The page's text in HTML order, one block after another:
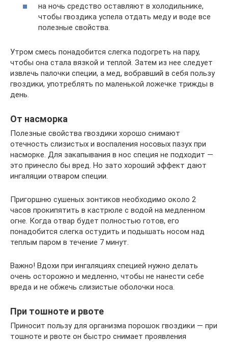
на ночь средство оставляют в холодильнике,
чтобы гвоздика успела отдать меду и воде все
полезные свойства.
Утром смесь понадобится слегка подогреть на пару,
чтобы она стала вязкой и теплой. Затем из нее следует
извлечь палочки специи, а мед, вобравший в себя пользу
гвоздики, употреблять по маленькой ложечке трижды в
день.
От насморка
Полезные свойства гвоздики хорошо снимают
отечность слизистых и воспаления носовых пазух при
насморке. Для закапывания в нос специя не подходит —
это принесло бы вред. Но зато хороший эффект дают
ингаляции отваром специи.
Пригоршню сушеных зонтиков необходимо около 2
часов прокипятить в кастрюле с водой на медленном
огне. Когда отвар будет полностью готов, его
понадобится слегка остудить и подышать носом над
теплым паром в течение 7 минут.
Важно! Вдохи при ингаляциях специей нужно делать
очень осторожно и медленно, чтобы не нанести себе
вреда и не обжечь слизистые оболочки носа.
При тошноте и рвоте
Приносит пользу для организма порошок гвоздики — при
тошноте и рвоте он быстро снимает проявления